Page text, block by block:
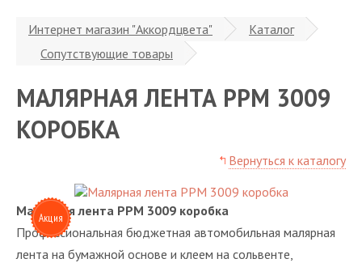
Интернет магазин "Аккордцвета"
Каталог
Сопутствующие товары
МАЛЯРНАЯ ЛЕНТА PPM 3009
КОРОБКА
Вернуться к каталогу
Акция
Малярная лента PPM 3009 коробка
Профессиональная бюджетная автомобильная малярная
лента на бумажной основе и клеем на сольвенте,